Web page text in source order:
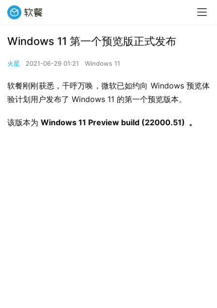
Windows 11 第一个预览版正式发布
火星 2021-06-29 01:21 Windows 11
软餐刚刚获悉，千呼万唤，微软已如约向 Windows 预览体
验计划用户发布了 Windows 11 的第一个预览版本。
该版本为 Windows 11 Preview build (22000.51)  。